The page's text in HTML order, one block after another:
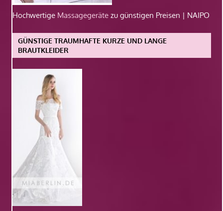
Hochwertige Massagegeräte zu günstigen Preisen | NAIPO
GÜNSTIGE TRAUMHAFTE KURZE UND LANGE
BRAUTKLEIDER